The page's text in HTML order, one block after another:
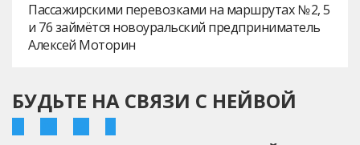
Пассажирскими перевозками на маршрутах № 2, 5
и 76 займётся новоуральский предприниматель
Алексей Моторин
БУДЬТЕ НА СВЯЗИ С НЕЙВОЙ